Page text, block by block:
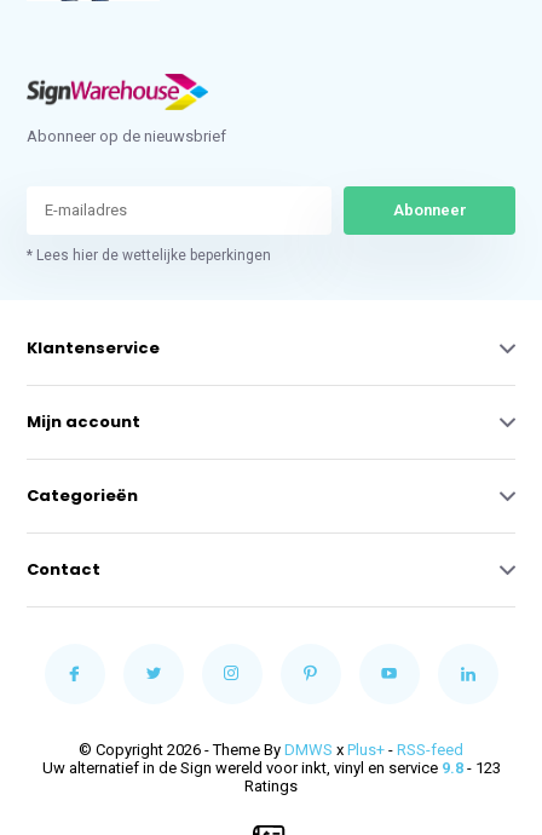
Abonneer op de nieuwsbrief
Abonneer
* Lees hier de wettelijke beperkingen
Klantenservice
Mijn account
Categorieën
Contact
© Copyright 2026 - Theme By DMWS x Plus+ - RSS-feed
Uw alternatief in de Sign wereld voor inkt, vinyl en service 9.8- 123
Ratings